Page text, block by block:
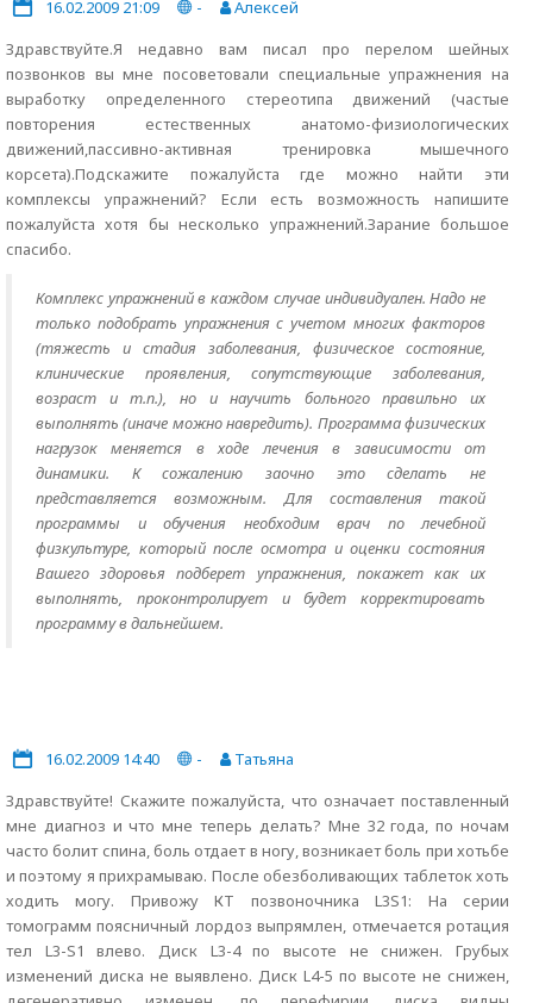
16.02.2009 21:09 -
Алексей
Здравствуйте.Я недавно вам писал про перелом шейных
позвонков вы мне посоветовали специальные упражнения на
выработку определенного стереотипа движений (частые
повторения естественных анатомо-физиологических
движений,пассивно-активная тренировка мышечного
корсета).Подскажите пожалуйста где можно найти эти
комплексы упражнений? Если есть возможность напишите
пожалуйста хотя бы несколько упражнений.Зарание большое
спасибо.
Комплекс упражнений в каждом случае индивидуален. Надо не
только подобрать упражнения с учетом многих факторов
(тяжесть и стадия заболевания, физическое состояние,
клинические проявления, сопутствующие заболевания,
возраст и т.п.), но и научить больного правильно их
выполнять (иначе можно навредить). Программа физических
нагрузок меняется в ходе лечения в зависимости от
динамики. К сожалению заочно это сделать не
представляется возможным. Для составления такой
программы и обучения необходим врач по лечебной
физкультуре, который после осмотра и оценки состояния
Вашего здоровья подберет упражнения, покажет как их
выполнять, проконтролирует и будет корректировать
программу в дальнейшем.
16.02.2009 14:40 -
Татьяна
Здравствуйте! Скажите пожалуйста, что означает поставленный
мне диагноз и что мне теперь делать? Мне 32 года, по ночам
часто болит спина, боль отдает в ногу, возникает боль при хотьбе
и поэтому я прихрамываю. После обезболивающих таблеток хоть
ходить могу. Привожу КТ позвоночника L3S1: На серии
томограмм поясничный лордоз выпрямлен, отмечается ротация
тел L3-S1 влево. Диск L3-4 по высоте не снижен. Грубых
изменений диска не выявлено. Диск L4-5 по высоте не снижен,